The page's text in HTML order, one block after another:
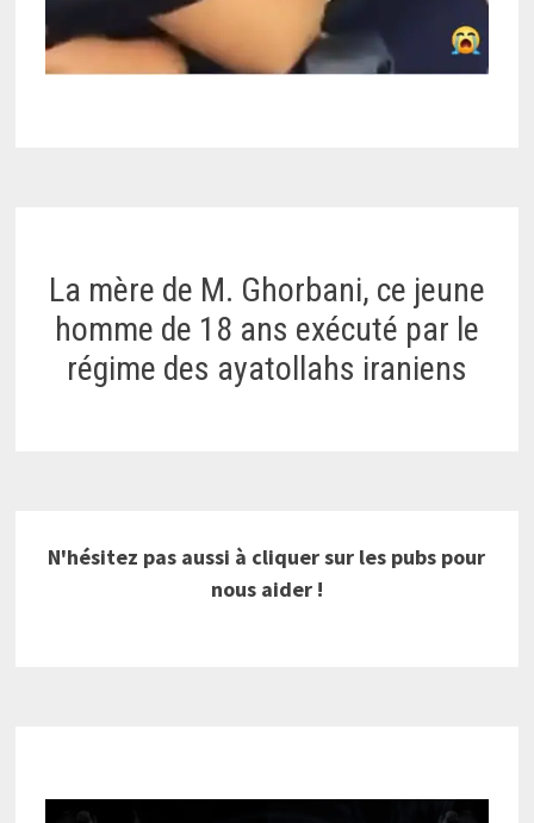
La mère de M. Ghorbani, ce jeune
homme de 18 ans exécuté par le
régime des ayatollahs iraniens
N'hésitez pas aussi à cliquer sur les pubs pour
nous aider !